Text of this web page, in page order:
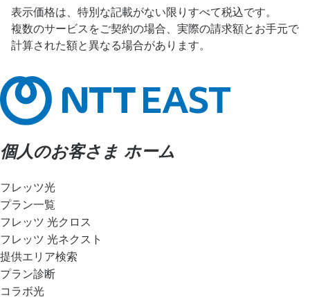
表示価格は、特別な記載がない限りすべて税込です。
複数のサービスをご契約の場合、実際の請求額とお手元で
計算された額と異なる場合があります。
個人のお客さま ホーム
フレッツ光
プラン一覧
フレッツ 光クロス
フレッツ 光ネクスト
提供エリア検索
プラン診断
コラボ光